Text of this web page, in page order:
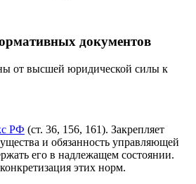
документов
от высшей юридической силы к
РФ (ст. 36, 156, 161). Закрепляет
и обязанность управляющей
его в надлежащем состоянии.
этих норм.